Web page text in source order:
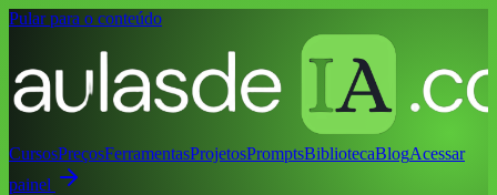
Pular para o conteúdo
CursosPreçosFerramentasProjetosPromptsBibliotecaBlogAcessar
painel